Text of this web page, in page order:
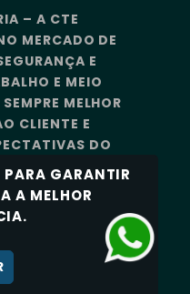
– A CTE
MERCADO DE
E
E MEIO
MELHOR
CLIENTE E
DO
EQUIPE DE
PARA GARANTIR
A MELHOR